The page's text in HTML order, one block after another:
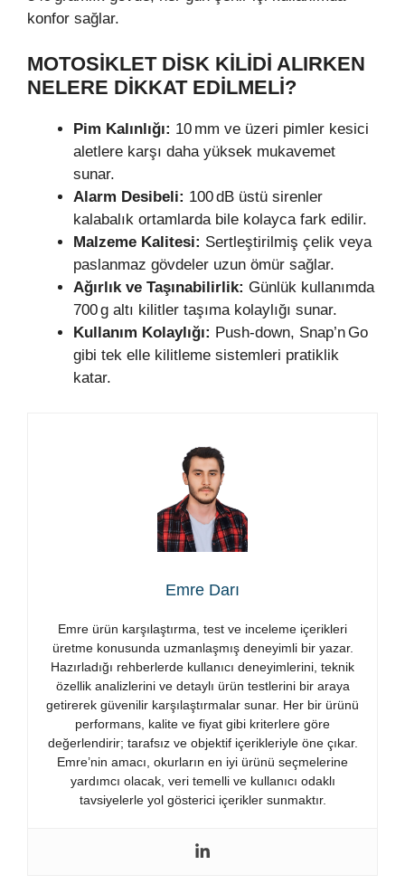
konfor sağlar.
MOTOSIKLET DISK KILIDI ALIRKEN
NELERE DIKKAT EDILMELI?
Pim Kalınlığı: 10 mm ve üzeri pimler kesici
aletlere karşı daha yüksek mukavemet
sunar.
Alarm Desibeli: 100 dB üstü sirenler
kalabalık ortamlarda bile kolayca fark edilir.
Malzeme Kalitesi: Sertleştirilmiş çelik veya
paslanmaz gövdeler uzun ömür sağlar.
Ağırlık ve Taşınabilirlik: Günlük kullanımda
700 g altı kilitler taşıma kolaylığı sunar.
Kullanım Kolaylığı: Push‑down, Snap’n Go
gibi tek elle kilitleme sistemleri pratiklik
katar.
Emre Darı
Emre ürün karşılaştırma, test ve inceleme içerikleri
üretme konusunda uzmanlaşmış deneyimli bir yazar.
Hazırladığı rehberlerde kullanıcı deneyimlerini, teknik
özellik analizlerini ve detaylı ürün testlerini bir araya
getirerek güvenilir karşılaştırmalar sunar. Her bir ürünü
performans, kalite ve fiyat gibi kriterlere göre
değerlendirir; tarafsız ve objektif içerikleriyle öne çıkar.
Emre’nin amacı, okurların en iyi ürünü seçmelerine
yardımcı olacak, veri temelli ve kullanıcı odaklı
tavsiyelerle yol gösterici içerikler sunmaktır.